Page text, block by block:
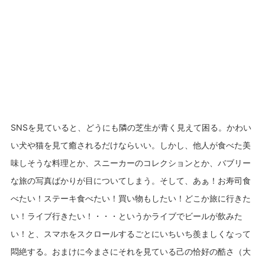
SNSを見ていると、どうにも隣の芝生が青く見えて困る。かわい
い犬や猫を見て癒されるだけならいい。しかし、他人が食べた美
味しそうな料理とか、スニーカーのコレクションとか、バブリー
な旅の写真ばかりが目についてしまう。そして、あぁ！お寿司食
べたい！ステーキ食べたい！買い物もしたい！どこか旅に行きた
い！ライブ行きたい！・・・というかライブでビールが飲みた
い！と、スマホをスクロールするごとにいちいち羨ましくなって
悶絶する。おまけに今まさにそれを見ている己の恰好の酷さ（大